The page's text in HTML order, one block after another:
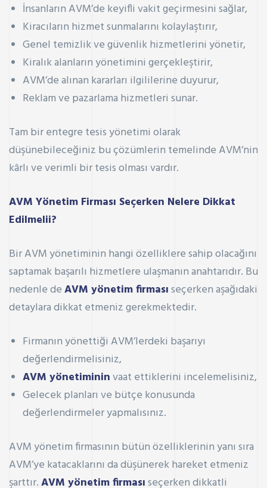
İnsanların AVM’de keyifli vakit geçirmesini sağlar,
Kiracıların hizmet sunmalarını kolaylaştırır,
Genel temizlik ve güvenlik hizmetlerini yönetir,
Kiralık alanların yönetimini gerçekleştirir,
AVM’de alınan kararları ilgililerine duyurur,
Reklam ve pazarlama hizmetleri sunar.
Tam bir entegre tesis yönetimi olarak
düşünebileceğiniz bu çözümlerin temelinde AVM’nin
kârlı ve verimli bir tesis olması vardır.
AVM Yönetim Firması Seçerken Nelere Dikkat
Edilmelii?
Bir AVM yönetiminin hangi özelliklere sahip olacağını
saptamak başarılı hizmetlere ulaşmanın anahtarıdır. Bu
nedenle deAVM yönetim firmasıseçerken aşağıdaki
detaylara dikkat etmeniz gerekmektedir.
Firmanın yönettiği AVM’lerdeki başarıyı
değerlendirmelisiniz,
AVM yönetimininvaat ettiklerini incelemelisiniz,
Gelecek planları ve bütçe konusunda
değerlendirmeler yapmalısınız.
AVM yönetim firmasının bütün özelliklerinin yanı sıra
AVM’ye katacaklarını da düşünerek hareket etmeniz
şarttır.AVM yönetim firmasıseçerken dikkatli